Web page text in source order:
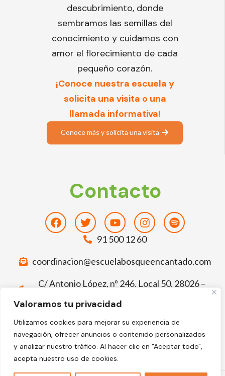
Valoramos tu privacidad
Utilizamos cookies para mejorar su experiencia de
navegación, ofrecer anuncios o contenido personalizados
y analizar nuestro tráfico. Al hacer clic en "Aceptar todo",
acepta nuestro uso de cookies.
descubrimiento, donde
sembramos las semillas del
conocimiento y cuidamos con
amor el florecimiento de cada
pequeño corazón.
¡Conoce nuestra escuela y
solicita una visita o una
llamada informativa!
Conoce más y solicita una visita
Contacto
FacebookTwitterYoutubeInstagramSpotify
91 500 12 60
coordinacion@escuelabosqueencantado.com
C/ Antonio López, nº 246. Local 50. 28026 –
Deja tu comentario sobre El Bosque
Encantado
Facebook-
f
Google